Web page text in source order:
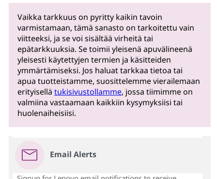
Vaikka tarkkuus on pyritty kaikin tavoin
varmistamaan, tämä sanasto on tarkoitettu vain
viitteeksi, ja se voi sisältää virheitä tai
epätarkkuuksia. Se toimii yleisenä apuvälineenä
yleisesti käytettyjen termien ja käsitteiden
ymmärtämiseksi. Jos haluat tarkkaa tietoa tai
apua tuotteistamme, suosittelemme vierailemaan
erityisellä tukisivustollamme, jossa tiimimme on
valmiina vastaamaan kaikkiin kysymyksiisi tai
huolenaiheisiisi.
Email Alerts